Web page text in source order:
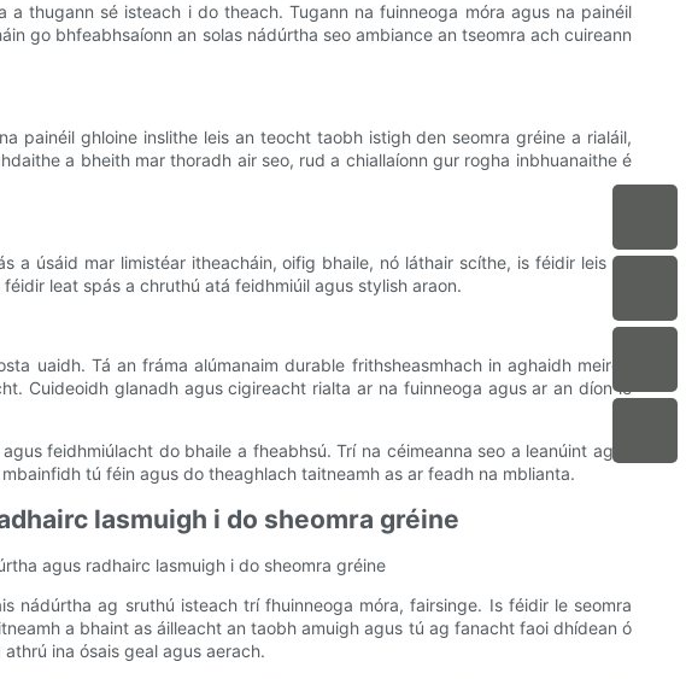
thugann sé isteach i do theach. Tugann na fuinneoga móra agus na painéil
go bhfeabhsaíonn an solas nádúrtha seo ambiance an tseomra ach cuireann
painéil ghloine inslithe leis an teocht taobh istigh den seomra gréine a rialáil,
a bheith mar thoradh air seo, rud a chiallaíonn gur rogha inbhuanaithe é
a úsáid mar limistéar itheacháin, oifig bhaile, nó láthair scíthe, is féidir leis an
leat spás a chruthú atá feidhmiúil agus stylish araon.
uaidh. Tá an fráma alúmanaim durable frithsheasmhach in aghaidh meirge
Cuideoidh glanadh agus cigireacht rialta ar na fuinneoga agus ar an díon le
feidhmiúlacht do bhaile a fheabhsú. Trí na céimeanna seo a leanúint agus
tú féin agus do theaghlach taitneamh as ar feadh na mblianta.
lasmuigh i do sheomra gréine
agus radhairc lasmuigh i do sheomra gréine
nádúrtha ag sruthú isteach trí fhuinneoga móra, fairsinge. Is féidir le seomra
a bhaint as áilleacht an taobh amuigh agus tú ag fanacht faoi dhídean ó
ina ósais geal agus aerach.